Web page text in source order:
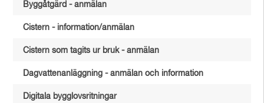
Byggåtgärd - anmälan
Cistern - information/anmälan
Cistern som tagits ur bruk - anmälan
Dagvattenanläggning - anmälan och information
Digitala bygglovsritningar